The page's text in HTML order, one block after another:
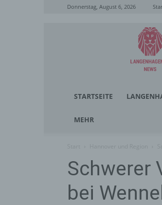
Donnerstag, August 6, 2026
STARTSEITE
MEHR
Schwerer
bei